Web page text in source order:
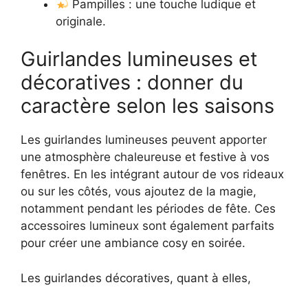
Pampilles : une touche ludique et
originale.
Guirlandes lumineuses et
décoratives : donner du
caractère selon les saisons
Les guirlandes lumineuses peuvent apporter
une atmosphère chaleureuse et festive à vos
fenêtres. En les intégrant autour de vos rideaux
ou sur les côtés, vous ajoutez de la magie,
notamment pendant les périodes de fête. Ces
accessoires lumineux sont également parfaits
pour créer une ambiance cosy en soirée.
Les guirlandes décoratives, quant à elles,